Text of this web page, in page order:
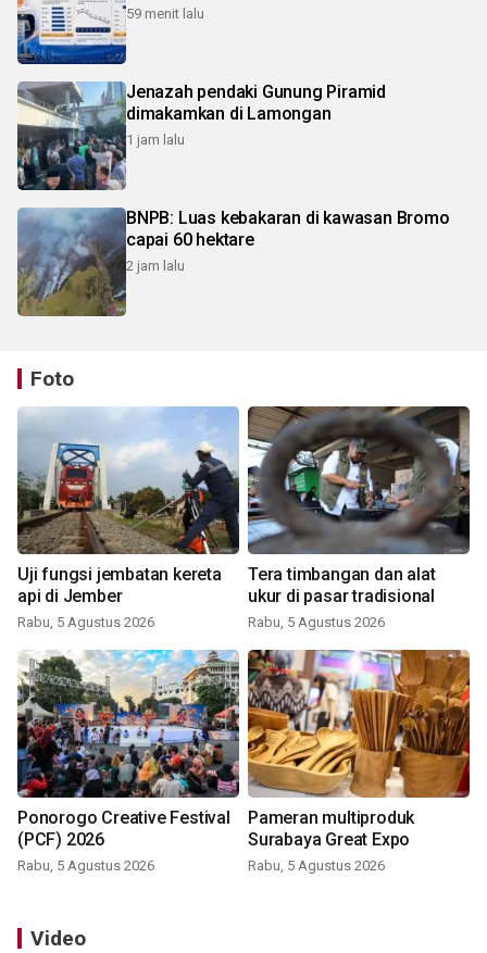
59 menit lalu
Jenazah pendaki Gunung Piramid
dimakamkan di Lamongan
1 jam lalu
BNPB: Luas kebakaran di kawasan Bromo
capai 60 hektare
2 jam lalu
Foto
Uji fungsi jembatan kereta
api di Jember
Rabu, 5 Agustus 2026
Tera timbangan dan alat
ukur di pasar tradisional
Rabu, 5 Agustus 2026
Ponorogo Creative Festival
(PCF) 2026
Rabu, 5 Agustus 2026
Pameran multiproduk
Surabaya Great Expo
Rabu, 5 Agustus 2026
Video